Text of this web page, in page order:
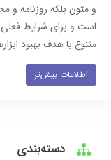
و متون بلکه روزنامه و
است و برای شرایط فعلی
متنوع با هدف بهبود
اطلاعات بیش‌تر
دسته‌بندی